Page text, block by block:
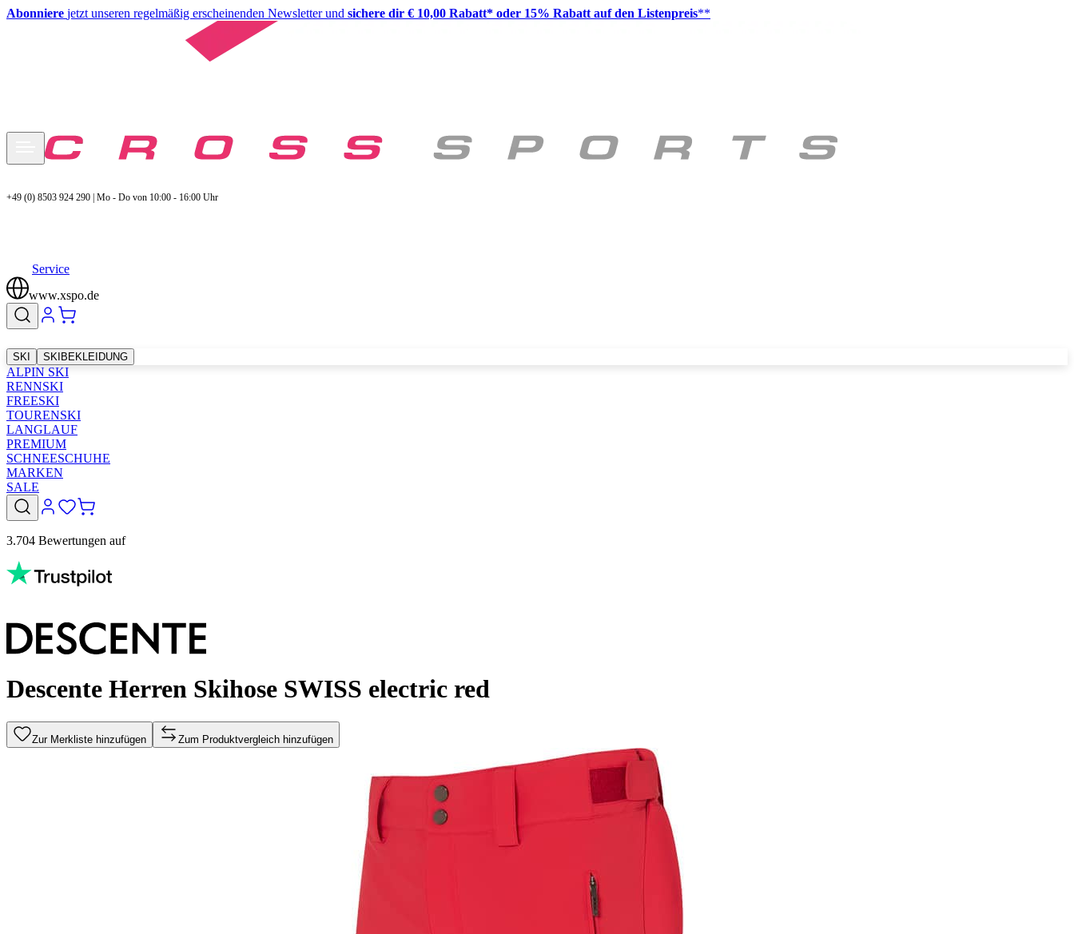
Abonniere jetzt unseren regelmäßig erscheinenden Newsletter und sichere dir € 10,00 Rabatt* oder 15% Rabatt auf den Listenpreis**
+49 (0) 8503 924 290 | Mo - Do von 10:00 - 16:00 Uhr
Service
www.xspo.de
SKI SKIBEKLEIDUNG
ALPIN SKI
RENNSKI
FREESKI
TOURENSKI
LANGLAUF
PREMIUM
SCHNEESCHUHE
MARKEN
SALE
3.704 Bewertungen auf
Descente Herren Skihose SWISS electric red
Zur Merkliste hinzufügen Zum Produktvergleich hinzufügen